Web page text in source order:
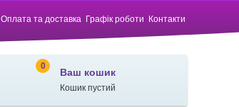
Оплата та доставка Графік роботи Контакти
0
Ваш кошик
Кошик пустий